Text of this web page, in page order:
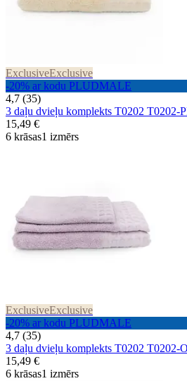
ExclusiveExclusive
-20% ar kodu PLUDMALE
4,7 (35)
3 daļu dvieļu komplekts T0202
15,49 €
6 krāsas1 izmērs
ExclusiveExclusive
-20% ar kodu PLUDMALE
4,7 (35)
3 daļu dvieļu komplekts T0202 T0202-
15,49 €
6 krāsas1 izmērs